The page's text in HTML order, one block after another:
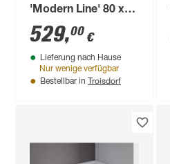
'Modern Line' 80 x
90 cm weiß
529,00 €
Lieferung nach Hause
Nur wenige verfügbar
Bestellbar in Troisdorf